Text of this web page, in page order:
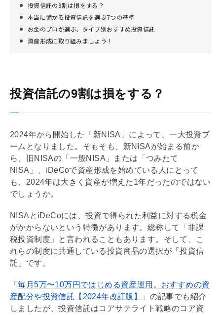
投資信託の9割は損をする？
本当に儲かる投資信託を選ぶ7つの基準
お金のプロが選ぶ、タイプ別おすすめ投資信託
資産形成に取り組みましょう！
投資信託の9割は損をする？
2024年から開始した「新NISA 」によって、一大投資ブ
ームとなりました。そもそも、新NISAが始まる前か
ら、旧 NISAの「一般NISA 」または「つみたて
NISA 」、 iDeCoで資産形成を始めている人にとって
も、2024年は大きく資産が増えた1年だったのではない
でしょうか。
NISA と iDeCoには、投資で得られた利益に対する税金
がかからないという特徴があります。総称して「非課
税投資制度」と言われることもあります。そして、こ
れらの制度に共通している投資商品の選択が「投資信
託」です。
「毎月5万〜10万円ではじめる資産運用。おすすめの資
産配分や投資信託【2024年改訂版】
」の記事でも紹介
しましたが、投資信託はコアサテライト戦略のコア資